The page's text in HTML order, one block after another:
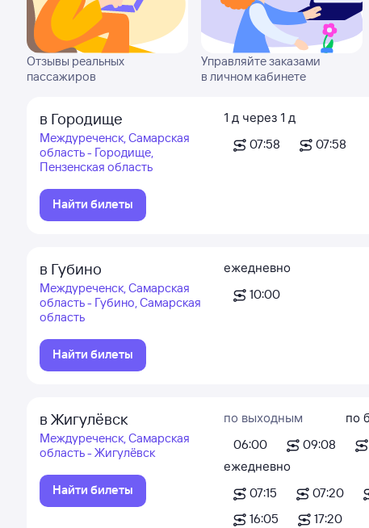
Отзывы реальных
пассажиров
Управляйте заказами
в личном кабинете
в Городище
Междуреченск, Самарская
область - Городище,
Пензенская область
Найти билеты
1 д через 1 д
07:58
07:58
в Губино
Междуреченск, Самарская
область - Губино, Самарская
область
Найти билеты
ежедневно
10:00
в Жигулёвск
Междуреченск, Самарская
область - Жигулёвск
Найти билеты
по выходным
06:00
09:08
по
ежедневно
07:15
07:20
16:05
17:20